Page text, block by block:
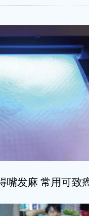
嘴发麻 常用可致